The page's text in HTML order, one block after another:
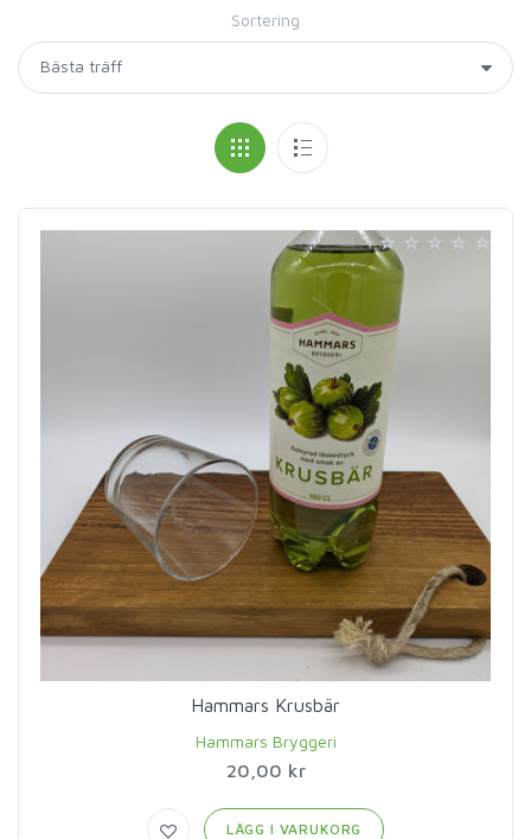
Sortering
Hammars Krusbär
Hammars Bryggeri
20,00 kr
LÄGG I VARUKORG